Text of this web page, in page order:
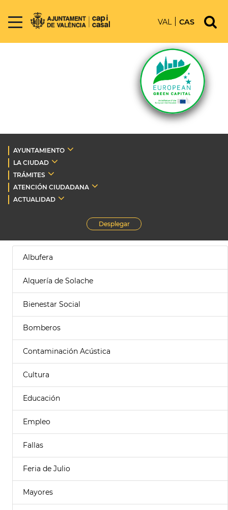
VAL CAS
AYUNTAMIENTO
LA CIUDAD
TRÁMITES
ATENCIÓN CIUDADANA
ACTUALIDAD
Desplegar
Albufera
Alquería de Solache
Bienestar Social
Bomberos
Contaminación Acústica
Cultura
Educación
Empleo
Fallas
Feria de Julio
Mayores